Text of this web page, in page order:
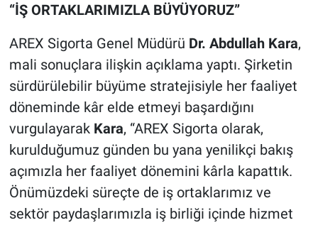
“İŞ ORTAKLARIMIZLA BÜYÜYORUZ”
AREX Sigorta Genel Müdürü Dr. Abdullah Kara,
mali sonuçlara ilişkin açıklama yaptı. Şirketin
sürdürülebilir büyüme stratejisiyle her faaliyet
döneminde kâr elde etmeyi başardığını
vurgulayarak Kara, “AREX Sigorta olarak,
kurulduğumuz günden bu yana yenilikçi bakış
açımızla her faaliyet dönemini kârla kapattık.
Önümüzdeki süreçte de iş ortaklarımız ve
sektör paydaşlarımızla iş birliği içinde hizmet